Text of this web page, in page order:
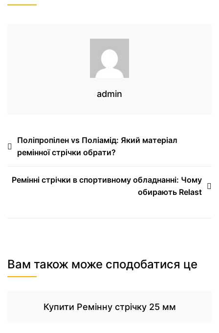
admin
Поліпропілен vs Поліамід: Який матеріал
ремінної стрічки обрати?
Ремінні стрічки в спортивному обладнанні: Чому
обирають Relast
Вам також може сподобатися це
Купити Ремінну стрічку 25 мм